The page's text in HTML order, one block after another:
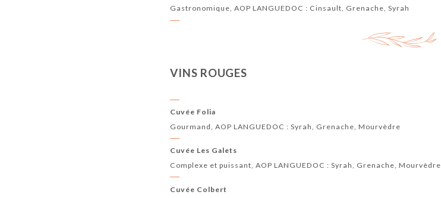
Gastronomique, AOP LANGUEDOC : Cinsault, Grenache, Syrah
VINS ROUGES
Cuvée Folia
Gourmand, AOP LANGUEDOC : Syrah, Grenache, Mourvèdre
Cuvée Les Galets
Complexe et puissant, AOP LANGUEDOC : Syrah, Grenache, Mourvèdre
Cuvée Colbert